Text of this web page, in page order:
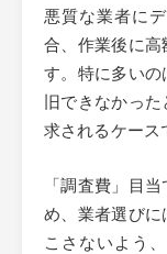
悪質な業者に
合、作業後に
す。特に多い
旧できなかっ
求されるケース
「調査費」目
め、業者選び
こさないよう